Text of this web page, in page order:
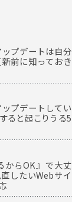
プデートは自分
前に知っておき
プデートしてい
ると起こりうる5
からOK』で大丈
したいWebサイ